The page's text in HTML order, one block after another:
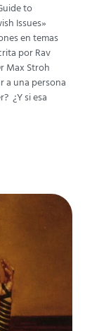
to
Issues»
en temas
por Rav
Max Stroh
a una persona
¿Y si esa